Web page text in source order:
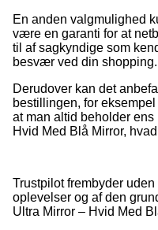
En anden valgmulighed
være en garanti for at
til af sagkyndige som
besvær ved din shopping.
Derudover kan det
bestillingen, for
at man altid beholder
Hvid Med Blå Mirror,
Trustpilot frembyder
oplevelser og af den
Ultra Mirror – Hvid Med